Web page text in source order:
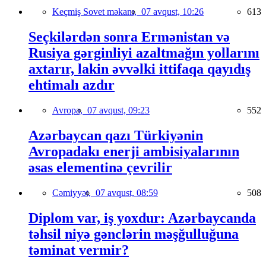
Keçmiş Sovet məkanı, 07 avqust, 10:26 613
Seçkilərdən sonra Ermənistan və
Rusiya gərginliyi azaltmağın yollarını
axtarır, lakin əvvəlki ittifaqa qayıdış
ehtimalı azdır
Avropa, 07 avqust, 09:23 552
Azərbaycan qazı Türkiyənin
Avropadakı enerji ambisiyalarının
əsas elementinə çevrilir
Cəmiyyət, 07 avqust, 08:59 508
Diplom var, iş yoxdur: Azərbaycanda
təhsil niyə gənclərin məşğulluğuna
təminat vermir?